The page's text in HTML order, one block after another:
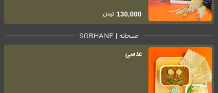
130,000 تومان
صبحانه | SOBHANE
عدسی